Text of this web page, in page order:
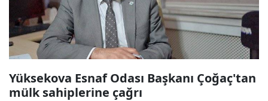
Yüksekova Esnaf Odası Başkanı Çoğaç'tan
mülk sahiplerine çağrı